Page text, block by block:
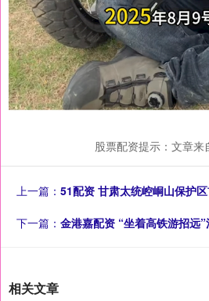
股票配资提示：文章来
上一篇： 51配资 甘肃太统崆峒山保护
下一篇： 金港嘉配资 “坐着高铁游招远
相关文章